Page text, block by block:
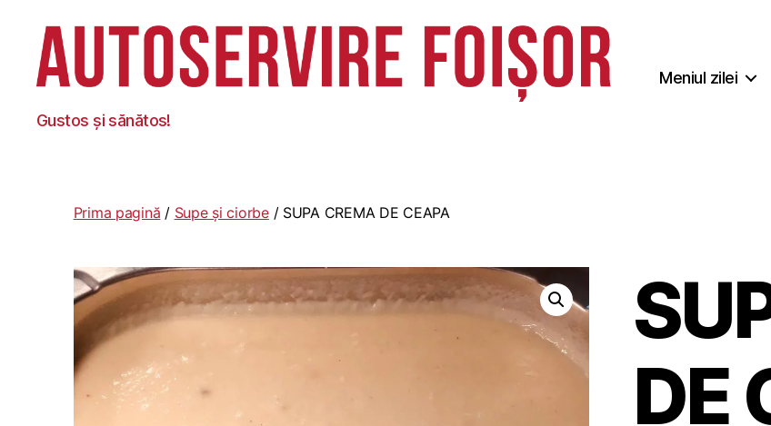
Autoservire
Foisor
Gustos și sănătos!
Meniul zilei
Prima pagină / Supe și ciorbe/ SUPA CREMA DE CEAPA
DE